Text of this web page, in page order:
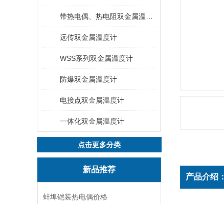
远传双金属温度计
WSS系列双金属温度计
防爆双金属温度计
电接点双金属温度计
一体化双金属温度计
点击更多分类
新品推荐
蚌埠铠装热电偶价格
产品介绍：